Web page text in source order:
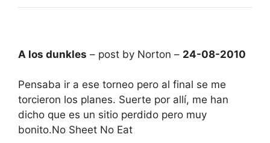
A los dunkles – post by Norton – 24-08-2010
Pensaba ir a ese torneo pero al final se me
torcieron los planes. Suerte por allí, me han
dicho que es un sitio perdido pero muy
bonito.No Sheet No Eat